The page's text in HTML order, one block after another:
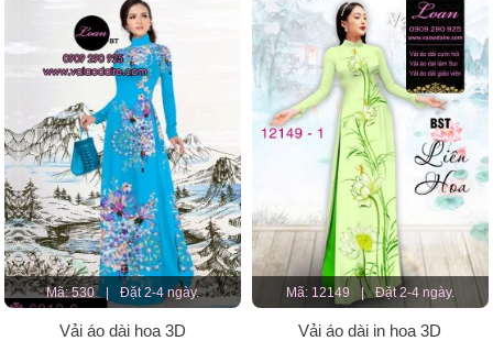
Mã: 530 Đặt 2-4 ngày.
Vải áo dài hoa 3D
Mã: 12149 | Đặt 2-4 ngày.
Vải áo dài in hoa 3D